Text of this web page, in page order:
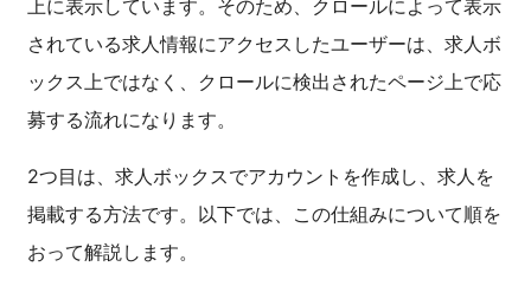
上に表示しています。そのため、クロールによって表示
されている求人情報にアクセスしたユーザーは、求人ボ
ックス上ではなく、クロールに検出されたページ上で応
募する流れになります。
2つ目は、求人ボックスでアカウントを作成し、求人を
掲載する方法です。以下では、この仕組みについて順を
おって解説します。